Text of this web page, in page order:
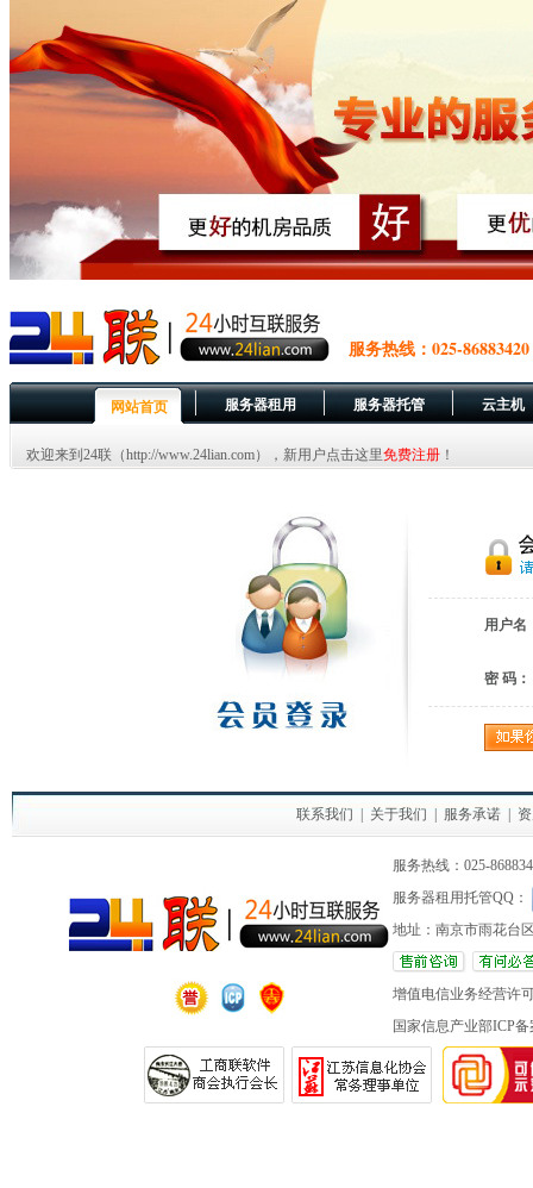
服务热线：025-86883420
网站首页 服务器租用 服务器托管 云主机
欢迎来到24联（http://www.24lian.com），新用户点击这里免费注册 ！
用户名
密 码：
联系我们 关于我们 服务承诺
服务热线：025-
服务器租用托管QQ：
地址：南京市雨花台
增值电信业务经营许
国家信息产业部ICP